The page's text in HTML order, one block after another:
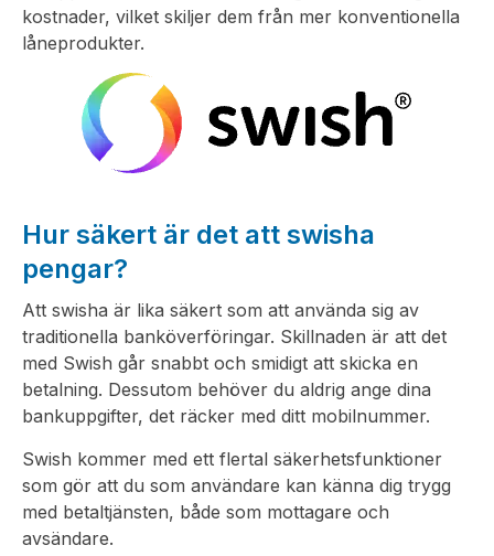
kostnader, vilket skiljer dem från mer konventionella
låneprodukter.
Hur säkert är det att swisha
pengar?
Att swisha är lika säkert som att använda sig av
traditionella banköverföringar. Skillnaden är att det
med Swish går snabbt och smidigt att skicka en
betalning. Dessutom behöver du aldrig ange dina
bankuppgifter, det räcker med ditt mobilnummer.
Swish kommer med ett flertal säkerhetsfunktioner
som gör att du som användare kan känna dig trygg
med betaltjänsten, både som mottagare och
avsändare.